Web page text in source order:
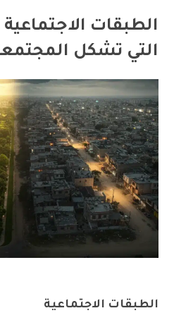
الطبقات الاجتماعية
التي تشكل
الطبقات الاجتماعية